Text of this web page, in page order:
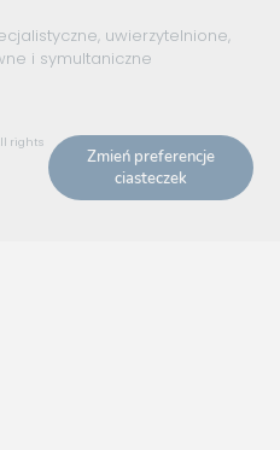
, uwierzytelnione,
i symultaniczne
rights
Zmień preferencje
ciasteczek